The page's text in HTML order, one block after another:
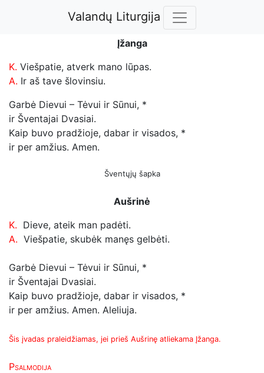
Valandų Liturgija
Įžanga
K. Viešpatie, atverk mano lūpas.
A. Ir aš tave šlovinsiu.
Garbė Dievui – Tėvui ir Sūnui, *
ir Šventajai Dvasiai.
Kaip buvo pradžioje, dabar ir visados, *
ir per amžius. Amen.
Šventųjų šapka
Aušrinė
K. Dieve, ateik man padėti.
A. Viešpatie, skubėk manęs gelbėti.
Garbė Dievui – Tėvui ir Sūnui, *
ir Šventajai Dvasiai.
Kaip buvo pradžioje, dabar ir visados, *
ir per amžius. Amen. Aleliuja.
Šis įvadas praleidžiamas, jei prieš Aušrinę atliekama Įžanga.
Psalmodija